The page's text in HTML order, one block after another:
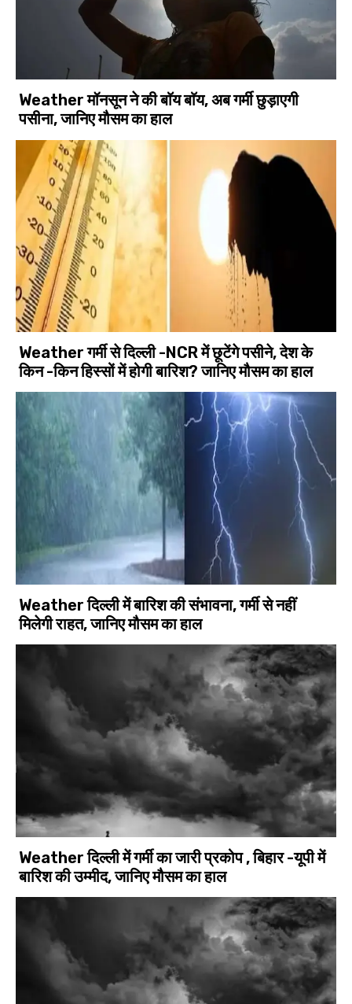
Weather मॉनसून ने की बाॅय बाॅय, अब गर्मी छुड़ाएगी
पसीना, जानिए मौसम का हाल
Weather गर्मी से दिल्ली -NCR में छूटेंगे पसीने, देश के
किन -किन हिस्सों में होगी बारिश? जानिए मौसम का हाल
Weather दिल्ली में बारिश की संभावना, गर्मी से नहीं
मिलेगी राहत, जानिए मौसम का हाल
Weather दिल्ली में गर्मी का जारी प्रकोप , बिहार -यूपी में
बारिश की उम्मीद, जानिए मौसम का हाल